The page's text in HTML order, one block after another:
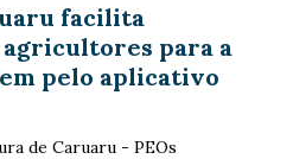
facilita
agricultores para a
pelo aplicativo
de Caruaru - PEOs